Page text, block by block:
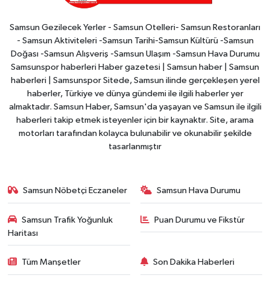
Samsun Gezilecek Yerler - Samsun Otelleri- Samsun Restoranları
- Samsun Aktiviteleri -Samsun Tarihi-Samsun Kültürü -Samsun
Doğası -Samsun Alışveriş -Samsun Ulaşım -Samsun Hava Durumu
Samsunspor haberleri Haber gazetesi | Samsun haber | Samsun
haberleri | Samsunspor Sitede, Samsun ilinde gerçekleşen yerel
haberler, Türkiye ve dünya gündemi ile ilgili haberler yer
almaktadır. Samsun Haber, Samsun'da yaşayan ve Samsun ile ilgili
haberleri takip etmek isteyenler için bir kaynaktır. Site, arama
motorları tarafından kolayca bulunabilir ve okunabilir şekilde
tasarlanmıştır
Samsun Nöbetçi Eczaneler Samsun Hava Durumu
Samsun Trafik Yoğunluk
Haritası
Puan Durumu ve Fikstür
Tüm Manşetler Son Dakika Haberleri